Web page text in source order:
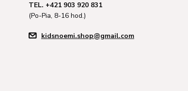
TEL. +421 903 920 831
(Po-Pia, 8-16 hod.)
kidsnoemi.shop@gmail.com